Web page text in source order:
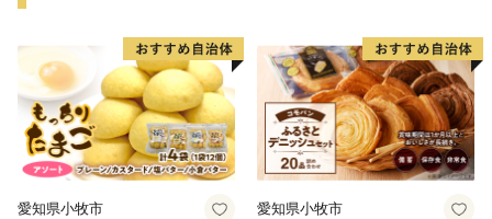
愛知県小牧市 愛知県小牧市